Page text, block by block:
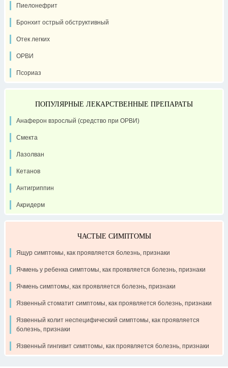
Пиелонефрит
Бронхит острый обструктивный
Отек легких
ОРВИ
Псориаз
ПОПУЛЯРНЫЕ ЛЕКАРСТВЕННЫЕ ПРЕПАРАТЫ
Анаферон взрослый (средство при ОРВИ)
Смекта
Лазолван
Кетанов
Антигриппин
Акридерм
ЧАСТЫЕ СИМПТОМЫ
Ящур симптомы, как проявляется болезнь, признаки
Ячмень у ребенка симптомы, как проявляется болезнь, признаки
Ячмень симптомы, как проявляется болезнь, признаки
Язвенный стоматит симптомы, как проявляется болезнь, признаки
Язвенный колит неспецифический симптомы, как проявляется
болезнь, признаки
Язвенный гингивит симптомы, как проявляется болезнь, признаки